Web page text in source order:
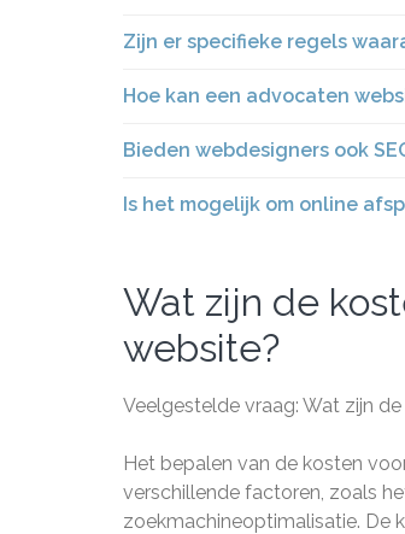
Zijn er specifieke regels
Hoe kan een advocaten
Bieden webdesigners ook
Is het mogelijk om online
Wat zijn de
website?
Veelgestelde vraag: Wat zijn
Het bepalen van de kosten
verschillende factoren, zoals
zoekmachineoptimalisatie. De